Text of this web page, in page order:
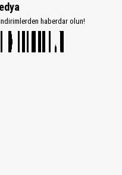
haberdar olun!